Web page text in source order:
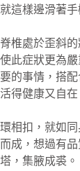
這樣邊滑著
椎處於歪斜
此症狀更為
的事情，搭
得健康又自在
相扣，就如
成，想過有
，集腋成裘。